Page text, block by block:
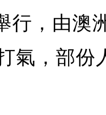
行，由澳
氣，部份